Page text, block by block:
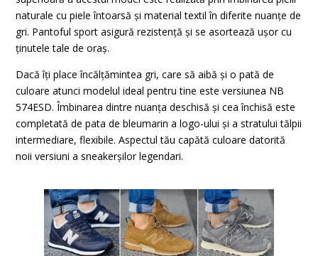
naturale cu piele întoarsă și material textil în diferite nuanțe de
gri. Pantoful sport asigură rezistență și se asortează ușor cu
ținutele tale de oraș.
Dacă îți place încălțămintea gri, care să aibă și o pată de
culoare atunci modelul ideal pentru tine este versiunea NB
574ESD. Îmbinarea dintre nuanța deschisă și cea închisă este
completată de pata de bleumarin a logo-ului și a stratului tălpii
intermediare, flexibile. Aspectul tău capătă culoare datorită
noii versiuni a sneakerșilor legendari.